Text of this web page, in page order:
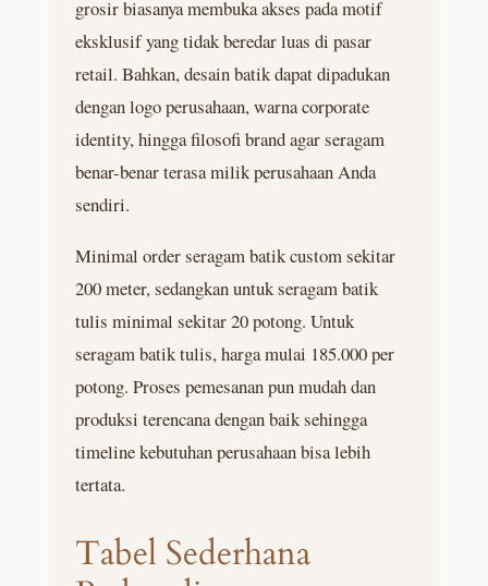
grosir biasanya membuka akses pada motif
eksklusif yang tidak beredar luas di pasar
retail. Bahkan, desain batik dapat dipadukan
dengan logo perusahaan, warna corporate
identity, hingga filosofi brand agar seragam
benar-benar terasa milik perusahaan Anda
sendiri.
Minimal order seragam batik custom sekitar
200 meter, sedangkan untuk seragam batik
tulis minimal sekitar 20 potong. Untuk
seragam batik tulis, harga mulai 185.000 per
potong. Proses pemesanan pun mudah dan
produksi terencana dengan baik sehingga
timeline kebutuhan perusahaan bisa lebih
tertata.
Tabel Sederhana